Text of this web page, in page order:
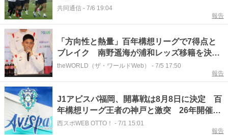
共同通信 - 7/6 19:04
報告
「方向性と熱量」百年構想リーグで7得点と
ブレイク 南野遥海が浦和レッズ移籍を決断
した理由とは
theWORLD（ザ・ワールドWeb） - 7/5 17:50
報告
J1アビスパ福岡、開幕戦は8月8日に決定 百
年構想リーグ王者の神戸と激突 26年開催日
程を発表
西スポWEB OTTO！ - 7/1 15:01
報告